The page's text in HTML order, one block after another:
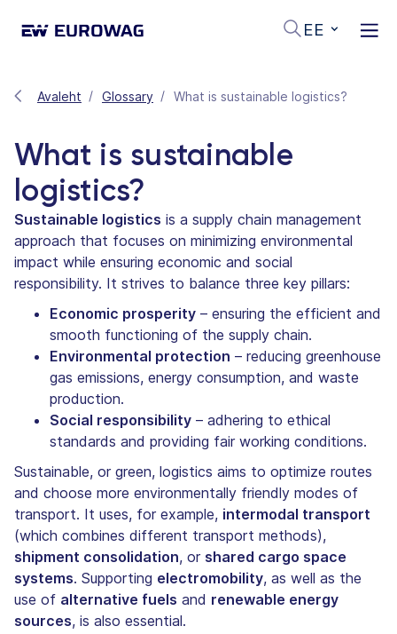
EE
Avaleht Glossary What is sustainable logistics?
What is sustainable
logistics?
Sustainable logistics is a supply chain management
approach that focuses on minimizing environmental
impact while ensuring economic and social
responsibility. It strives to balance three key pillars:
Economic prosperity – ensuring the efficient and
smooth functioning of the supply chain.
Environmental protection – reducing greenhouse
gas emissions, energy consumption, and waste
production.
Social responsibility – adhering to ethical
standards and providing fair working conditions.
Sustainable, or green, logistics aims to optimize routes
and choose more environmentally friendly modes of
transport. It uses, for example, intermodal transport
(which combines different transport methods),
shipment consolidation, or shared cargo space
systems. Supporting electromobility, as well as the
use of alternative fuels and renewable energy
sources, is also essential.